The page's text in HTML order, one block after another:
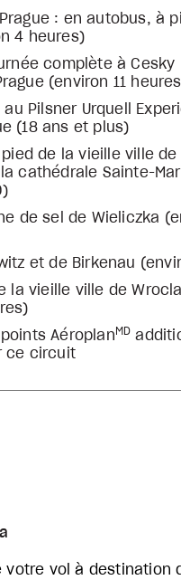
: en autobus, à
4 heures)
complète à Cesky
(environ 11
Pilsner Urquell
(18 ans et plus)
de la vieille ville de
cathédrale Sainte-
de sel de Wieliczka
et de Birkenau
la vieille ville de
Aéroplan MD
ce circuit
votre vol à destination